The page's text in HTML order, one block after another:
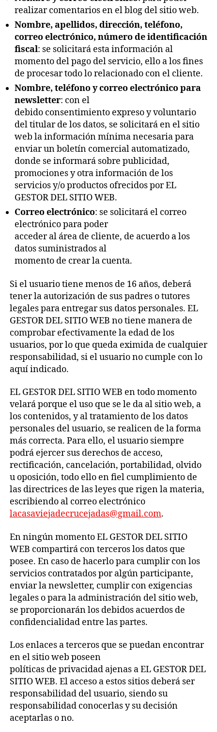
realizar comentarios en el blog del sitio web.
Nombre, apellidos, dirección, teléfono,
correo electrónico, número de identificación
fiscal: se solicitará esta información al
momento del pago del servicio, ello a los fines
de procesar todo lo relacionado con el cliente.
Nombre, teléfono y correo electrónico para
newsletter: con el
debido consentimiento expreso y voluntario
del titular de los datos, se solicitará en el sitio
web la información mínima necesaria para
enviar un boletín comercial automatizado,
donde se informará sobre publicidad,
promociones y otra información de los
servicios y/o productos ofrecidos por EL
GESTOR DEL SITIO WEB.
Correo electrónico: se solicitará el correo
electrónico para poder
acceder al área de cliente, de acuerdo a los
datos suministrados al
momento de crear la cuenta.
Si el usuario tiene menos de 16 años, deberá
tener la autorización de sus padres o tutores
legales para entregar sus datos personales. EL
GESTOR DEL SITIO WEB no tiene manera de
comprobar efectivamente la edad de los
usuarios, por lo que queda eximida de cualquier
responsabilidad, si el usuario no cumple con lo
aquí indicado.
EL GESTOR DEL SITIO WEB en todo momento
velará porque el uso que se le da al sitio web, a
los contenidos, y al tratamiento de los datos
personales del usuario, se realicen de la forma
más correcta. Para ello, el usuario siempre
podrá ejercer sus derechos de acceso,
rectificación, cancelación, portabilidad, olvido
u oposición, todo ello en fiel cumplimiento de
las directrices de las leyes que rigen la materia,
escribiendo al correo electrónico
lacasaviejadecrucejadas@gmail.com.
En ningún momento EL GESTOR DEL SITIO
WEB compartirá con terceros los datos que
posee. En caso de hacerlo para cumplir con los
servicios contratados por algún participante,
enviar la newsletter, cumplir con exigencias
legales o para la administración del sitio web,
se proporcionarán los debidos acuerdos de
confidencialidad entre las partes.
Los enlaces a terceros que se puedan encontrar
en el sitio web poseen
políticas de privacidad ajenas a EL GESTOR DEL
SITIO WEB. El acceso a estos sitios deberá ser
responsabilidad del usuario, siendo su
responsabilidad conocerlas y su decisión
aceptarlas o no.